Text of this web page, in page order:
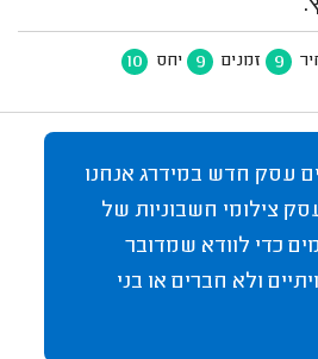
9 זמנים 9 יחס 10
עסק חדש במידרג אנחנו
צילומי חשבוניות של
כדי לוודא שמדובר
ולא חברים או בני